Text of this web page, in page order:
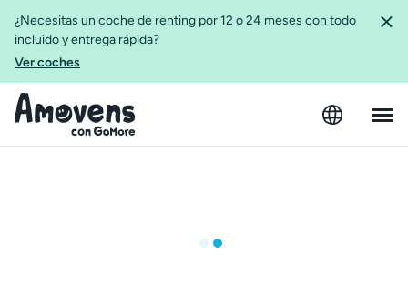
¿Necesitas un coche de renting por 12 o 24 meses con todo
incluido y entrega rápida?
Ver coches